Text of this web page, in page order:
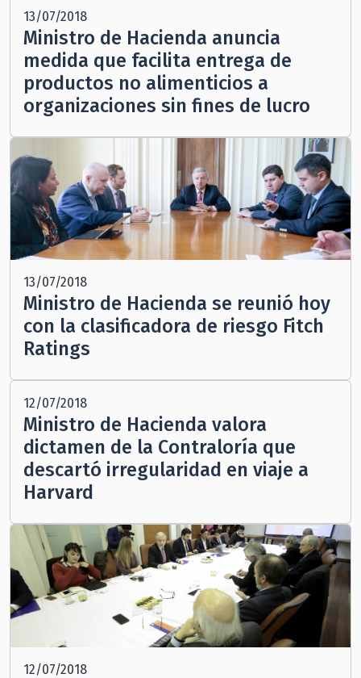
13/07/2018
Ministro de Hacienda anuncia
medida que facilita entrega de
productos no alimenticios a
organizaciones sin fines de lucro
13/07/2018
Ministro de Hacienda se reunió hoy
con la clasificadora de riesgo Fitch
Ratings
12/07/2018
Ministro de Hacienda valora
dictamen de la Contraloría que
descartó irregularidad en viaje a
Harvard
12/07/2018